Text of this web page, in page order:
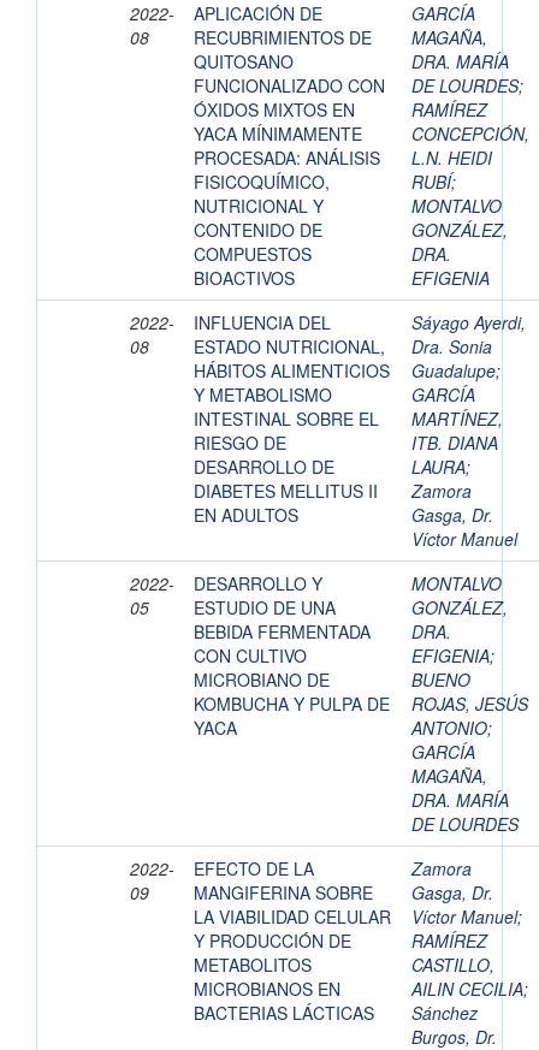
2022-
08
APLICACIÓN DE
RECUBRIMIENTOS DE
QUITOSANO
FUNCIONALIZADO CON
ÓXIDOS MIXTOS EN
YACA MÍNIMAMENTE
PROCESADA: ANÁLISIS
FISICOQUÍMICO,
NUTRICIONAL Y
CONTENIDO DE
COMPUESTOS
BIOACTIVOS
GARCÍA
MAGAÑA,
DRA. MARÍA
DE LOURDES;
RAMÍREZ
CONCEPCIÓN,
L.N. HEIDI
RUBÍ;
MONTALVO
GONZÁLEZ,
DRA.
EFIGENIA
2022-
08
INFLUENCIA DEL
ESTADO NUTRICIONAL,
HÁBITOS ALIMENTICIOS
Y METABOLISMO
INTESTINAL SOBRE EL
RIESGO DE
DESARROLLO DE
DIABETES MELLITUS II
EN ADULTOS
Sáyago Ayerdi,
Dra. Sonia
Guadalupe;
GARCÍA
MARTÍNEZ,
ITB. DIANA
LAURA;
Zamora
Gasga, Dr.
Víctor Manuel
2022-
05
DESARROLLO Y
ESTUDIO DE UNA
BEBIDA FERMENTADA
CON CULTIVO
MICROBIANO DE
KOMBUCHA Y PULPA DE
YACA
MONTALVO
GONZÁLEZ,
DRA.
EFIGENIA;
BUENO
ROJAS, JESÚS
ANTONIO;
GARCÍA
MAGAÑA,
DRA. MARÍA
DE LOURDES
2022-
09
EFECTO DE LA
MANGIFERINA SOBRE
LA VIABILIDAD CELULAR
Y PRODUCCIÓN DE
METABOLITOS
MICROBIANOS EN
BACTERIAS LÁCTICAS
Zamora
Gasga, Dr.
Víctor Manuel;
RAMÍREZ
CASTILLO,
AILIN CECILIA;
Sánchez
Burgos, Dr.